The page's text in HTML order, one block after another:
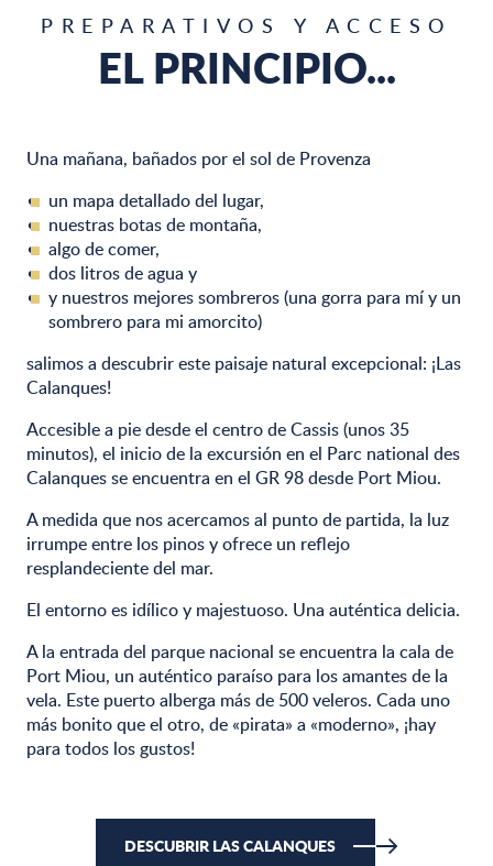
PREPARATIVOS Y ACCESO
EL PRINCIPIO...
Una mañana, bañados por el sol de Provenza
un mapa detallado del lugar,
nuestras botas de montaña,
algo de comer,
dos litros de agua y
y nuestros mejores sombreros (una gorra para mí y un
sombrero para mi amorcito)
salimos a descubrir este paisaje natural excepcional: ¡Las
Calanques!
Accesible a pie desde el centro de Cassis (unos 35
minutos), el inicio de la excursión en el Parc national des
Calanques se encuentra en el GR 98 desde Port Miou.
A medida que nos acercamos al punto de partida, la luz
irrumpe entre los pinos y ofrece un reflejo
resplandeciente del mar.
El entorno es idílico y majestuoso. Una auténtica delicia.
A la entrada del parque nacional se encuentra la cala de
Port Miou, un auténtico paraíso para los amantes de la
vela. Este puerto alberga más de 500 veleros. Cada uno
más bonito que el otro, de «pirata» a «moderno», ¡hay
para todos los gustos!
DESCUBRIR LAS CALANQUES